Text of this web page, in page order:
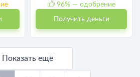
96% — одобрение
Получить деньги
Показать ещё